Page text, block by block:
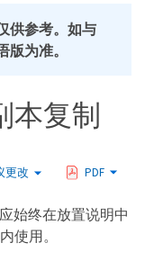
供参考。如与
为准。
本复制
更改 PDF
始终在放置说明中
使用。